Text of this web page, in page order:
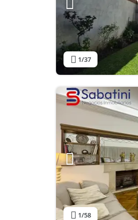
1/37
1/58